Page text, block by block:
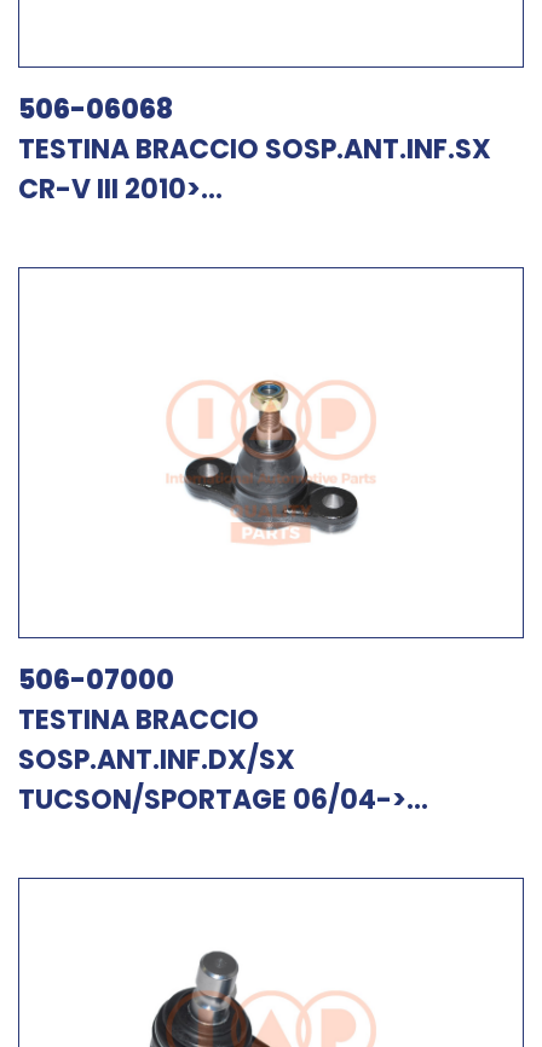
506-06068
TESTINA BRACCIO SOSP.ANT.INF.SX
CR-V III 2010>...
506-07000
TESTINA BRACCIO
SOSP.ANT.INF.DX/SX
TUCSON/SPORTAGE 06/04->...